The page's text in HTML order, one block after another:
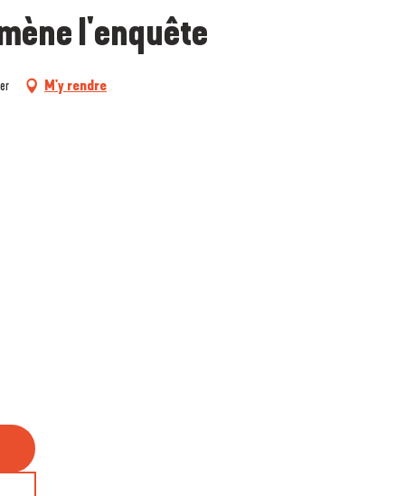
l'enquête
M'y rendre